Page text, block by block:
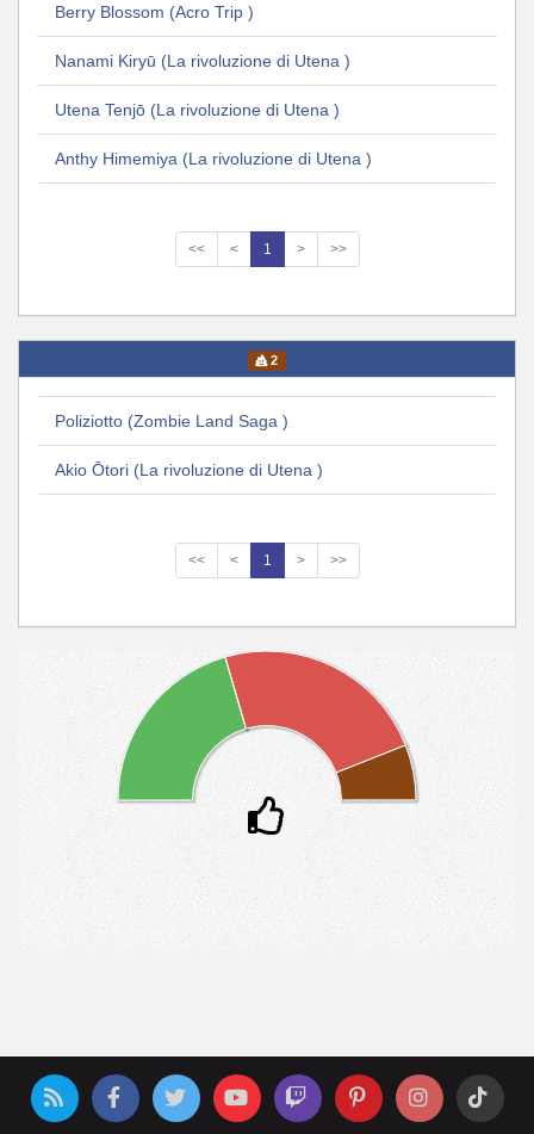
Berry Blossom (Acro Trip )
Nanami Kiryū (La rivoluzione di Utena )
Utena Tenjō (La rivoluzione di Utena )
Anthy Himemiya (La rivoluzione di Utena )
<< < 1 > >>
2
Poliziotto (Zombie Land Saga )
Akio Ōtori (La rivoluzione di Utena )
<< < 1 > >>